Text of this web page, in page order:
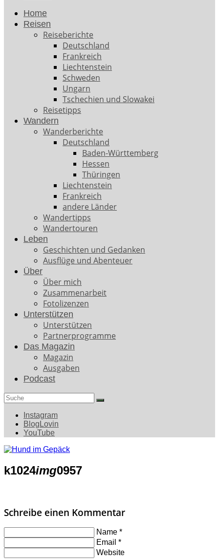
Home
Reisen
Reiseberichte
Deutschland
Frankreich
Liechtenstein
Schweden
Ungarn
Tschechien und Slowakei
Reisetipps
Wandern
Wanderberichte
Deutschland
Baden-Württemberg
Hessen
Thüringen
Liechtenstein
Frankreich
andere Länder
Wandertipps
Wandertouren
Leben
Geschichten und Gedanken
Ausflüge und Abenteuer
Über
Über mich
Zusammenarbeit
Fotolizenzen
Unterstützen
Unterstützen
Partnerprogramme
Das Magazin
Magazin
Ausgaben
Podcast
Search
Instagram
BlogLovin
YouTube
k1024img0957
Schreibe einen Kommentar
Name *
Email *
Website